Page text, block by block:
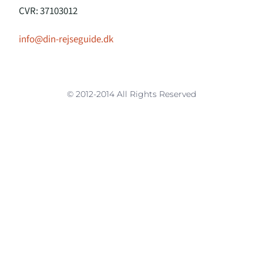
CVR: 37103012
info@din-rejseguide.dk
© 2012-2014 All Rights Reserved